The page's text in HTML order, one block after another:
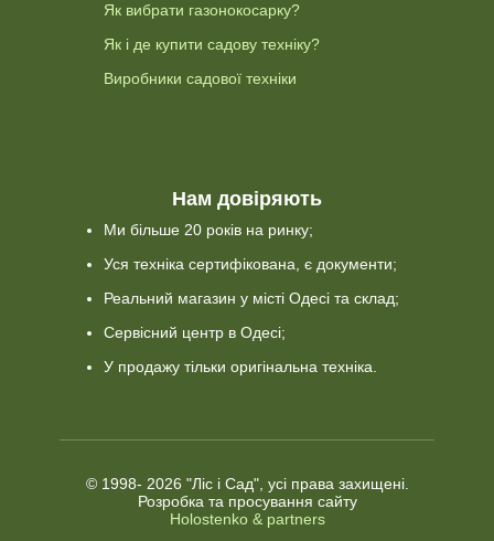
Як вибрати газонокосарку?
Як і де купити садову техніку?
Виробники садової техніки
Нам довіряють
Ми більше 20 років на ринку;
Уся техніка сертифікована, є документи;
Реальний магазин у місті Одесі та склад;
Сервісний центр в Одесі;
У продажу тільки оригінальна техніка.
© 1998- 2026 "Ліс і Сад", усі права захищені.
Розробка та просування сайту
Holostenko & partners